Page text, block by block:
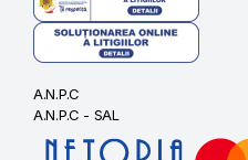
A.N.P.C
A.N.P.C - SAL